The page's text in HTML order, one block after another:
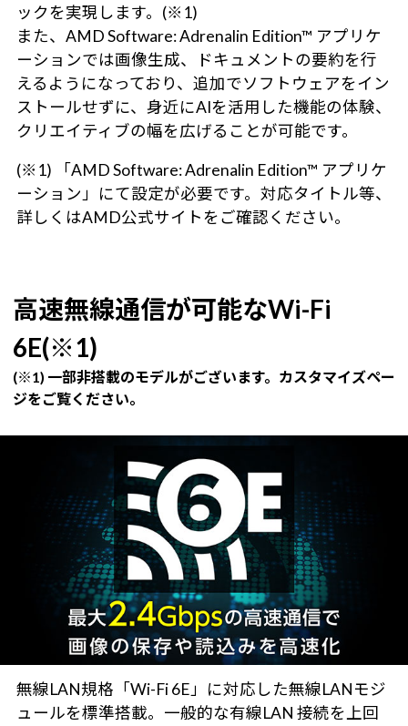
ックを実現します。(※1)
また、AMD Software: Adrenalin Edition™ アプリケ
ーションでは画像生成、ドキュメントの要約を行
えるようになっており、追加でソフトウェアをイン
ストールせずに、身近にAIを活用した機能の体験、
クリエイティブの幅を広げることが可能です。
(※1) 「AMD Software: Adrenalin Edition™ アプリケ
ーション」にて設定が必要です。対応タイトル等、
詳しくはAMD公式サイトをご確認ください。
高速無線通信が可能なWi-Fi
6E(※1)
(※1) 一部非搭載のモデルがございます。カスタマイズペー
ジをご覧ください。
無線LAN規格「Wi-Fi 6E」に対応した無線LANモジ
ュールを標準搭載。一般的な有線LAN 接続を上回